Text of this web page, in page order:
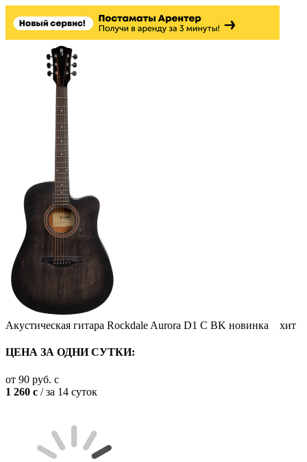
Акустическая гитара Rockdale Aurora D1 C BK новинка хит
ЦЕНА ЗА ОДНИ СУТКИ:
от 90 руб. c
1 260 c / за 14 суток